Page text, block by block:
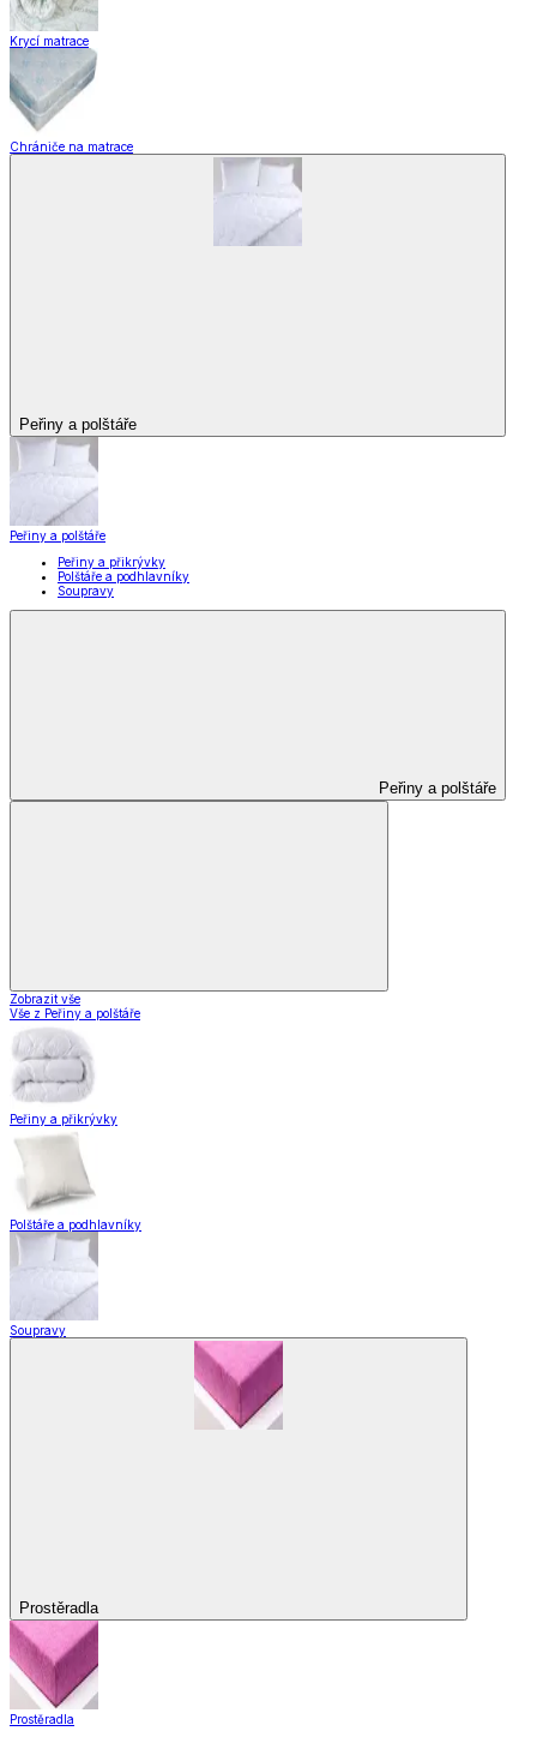
Krycí matrace
Chrániče na matrace
Peřiny a polštáře
Peřiny a polštáře
Peřiny a přikrývky
Polštáře a podhlavníky
Soupravy
Peřiny a polštáře
Zobrazit vše
Vše z Peřiny a polštáře
Peřiny a přikrývky
Polštáře a podhlavníky
Soupravy
Prostěradla
Prostěradla